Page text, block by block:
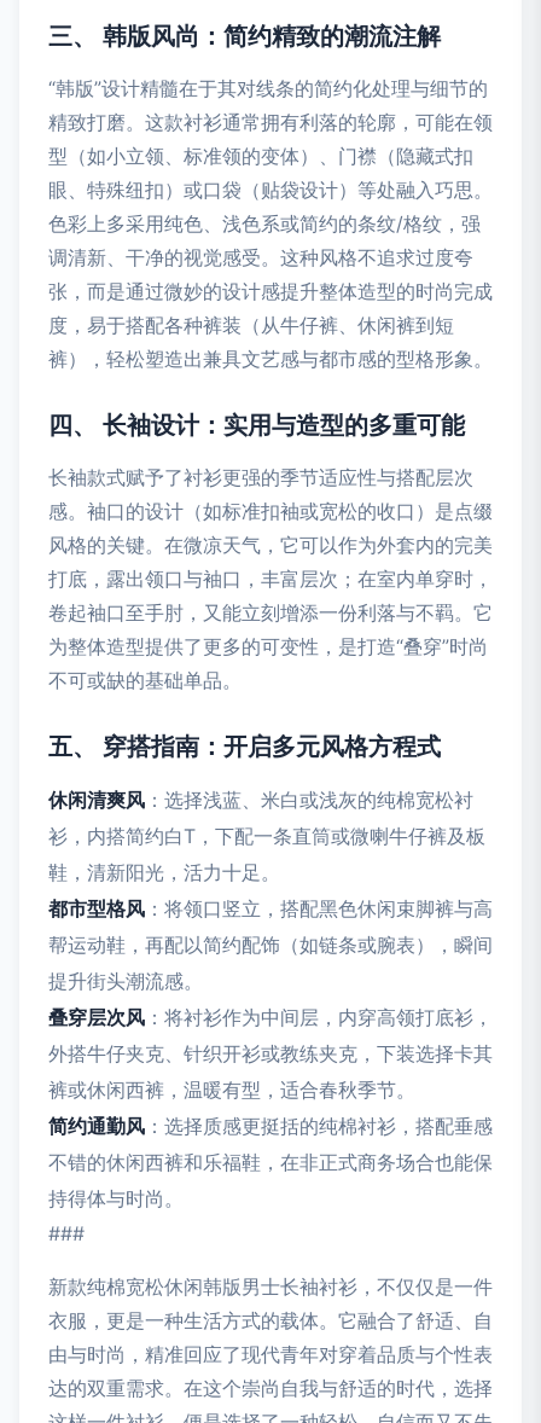
三、 韩版风尚：简约精致的潮流注解
“韩版”设计精髓在于其对线条的简约化处理与细节的
精致打磨。这款衬衫通常拥有利落的轮廓，可能在领
型（如小立领、标准领的变体）、门襟（隐藏式扣
眼、特殊纽扣）或口袋（贴袋设计）等处融入巧思。
色彩上多采用纯色、浅色系或简约的条纹/格纹，强
调清新、干净的视觉感受。这种风格不追求过度夸
张，而是通过微妙的设计感提升整体造型的时尚完成
度，易于搭配各种裤装（从牛仔裤、休闲裤到短
裤），轻松塑造出兼具文艺感与都市感的型格形象。
四、 长袖设计：实用与造型的多重可能
长袖款式赋予了衬衫更强的季节适应性与搭配层次
感。袖口的设计（如标准扣袖或宽松的收口）是点缀
风格的关键。在微凉天气，它可以作为外套内的完美
打底，露出领口与袖口，丰富层次；在室内单穿时，
卷起袖口至手肘，又能立刻增添一份利落与不羁。它
为整体造型提供了更多的可变性，是打造“叠穿”时尚
不可或缺的基础单品。
五、 穿搭指南：开启多元风格方程式
休闲清爽风 ：选择浅蓝、米白或浅灰的纯棉宽松衬
衫，内搭简约白T，下配一条直筒或微喇牛仔裤及板
鞋，清新阳光，活力十足。
都市型格风 ：将领口竖立，搭配黑色休闲束脚裤与高
帮运动鞋，再配以简约配饰（如链条或腕表），瞬间
提升街头潮流感。
叠穿层次风 ：将衬衫作为中间层，内穿高领打底衫，
外搭牛仔夹克、针织开衫或教练夹克，下装选择卡其
裤或休闲西裤，温暖有型，适合春秋季节。
简约通勤风 ：选择质感更挺括的纯棉衬衫，搭配垂感
不错的休闲西裤和乐福鞋，在非正式商务场合也能保
持得体与时尚。
###
新款纯棉宽松休闲韩版男士长袖衬衫，不仅仅是一件
衣服，更是一种生活方式的载体。它融合了舒适、自
由与时尚，精准回应了现代青年对穿着品质与个性表
达的双重需求。在这个崇尚自我与舒适的时代，选择